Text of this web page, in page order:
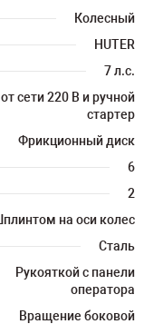
Колесный
HUTER
7 л.с.
сети 220 В и ручной
стартер
Фрикционный диск
6
2
Шплинтом на оси колес
Сталь
Рукояткой с панели
оператора
Вращение боковой